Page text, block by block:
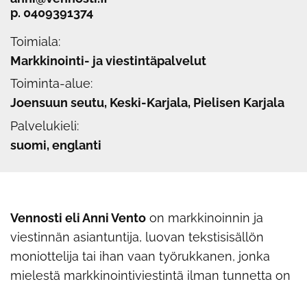
p. 0409391374
Toimiala:
Markkinointi- ja viestintäpalvelut
Toiminta-alue:
Joensuun seutu, Keski-Karjala, Pielisen Karjala
Palvelukieli:
suomi, englanti
Vennosti eli Anni Vento on markkinoinnin ja
viestinnän asiantuntija, luovan tekstisisällön
moniottelija tai ihan vaan työrukkanen, jonka
mielestä markkinointiviestintä ilman tunnetta on